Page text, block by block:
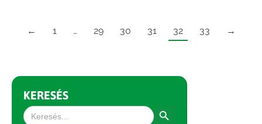
← 1 … 29 30 31 32 33 →
KERESÉS
Search
for: